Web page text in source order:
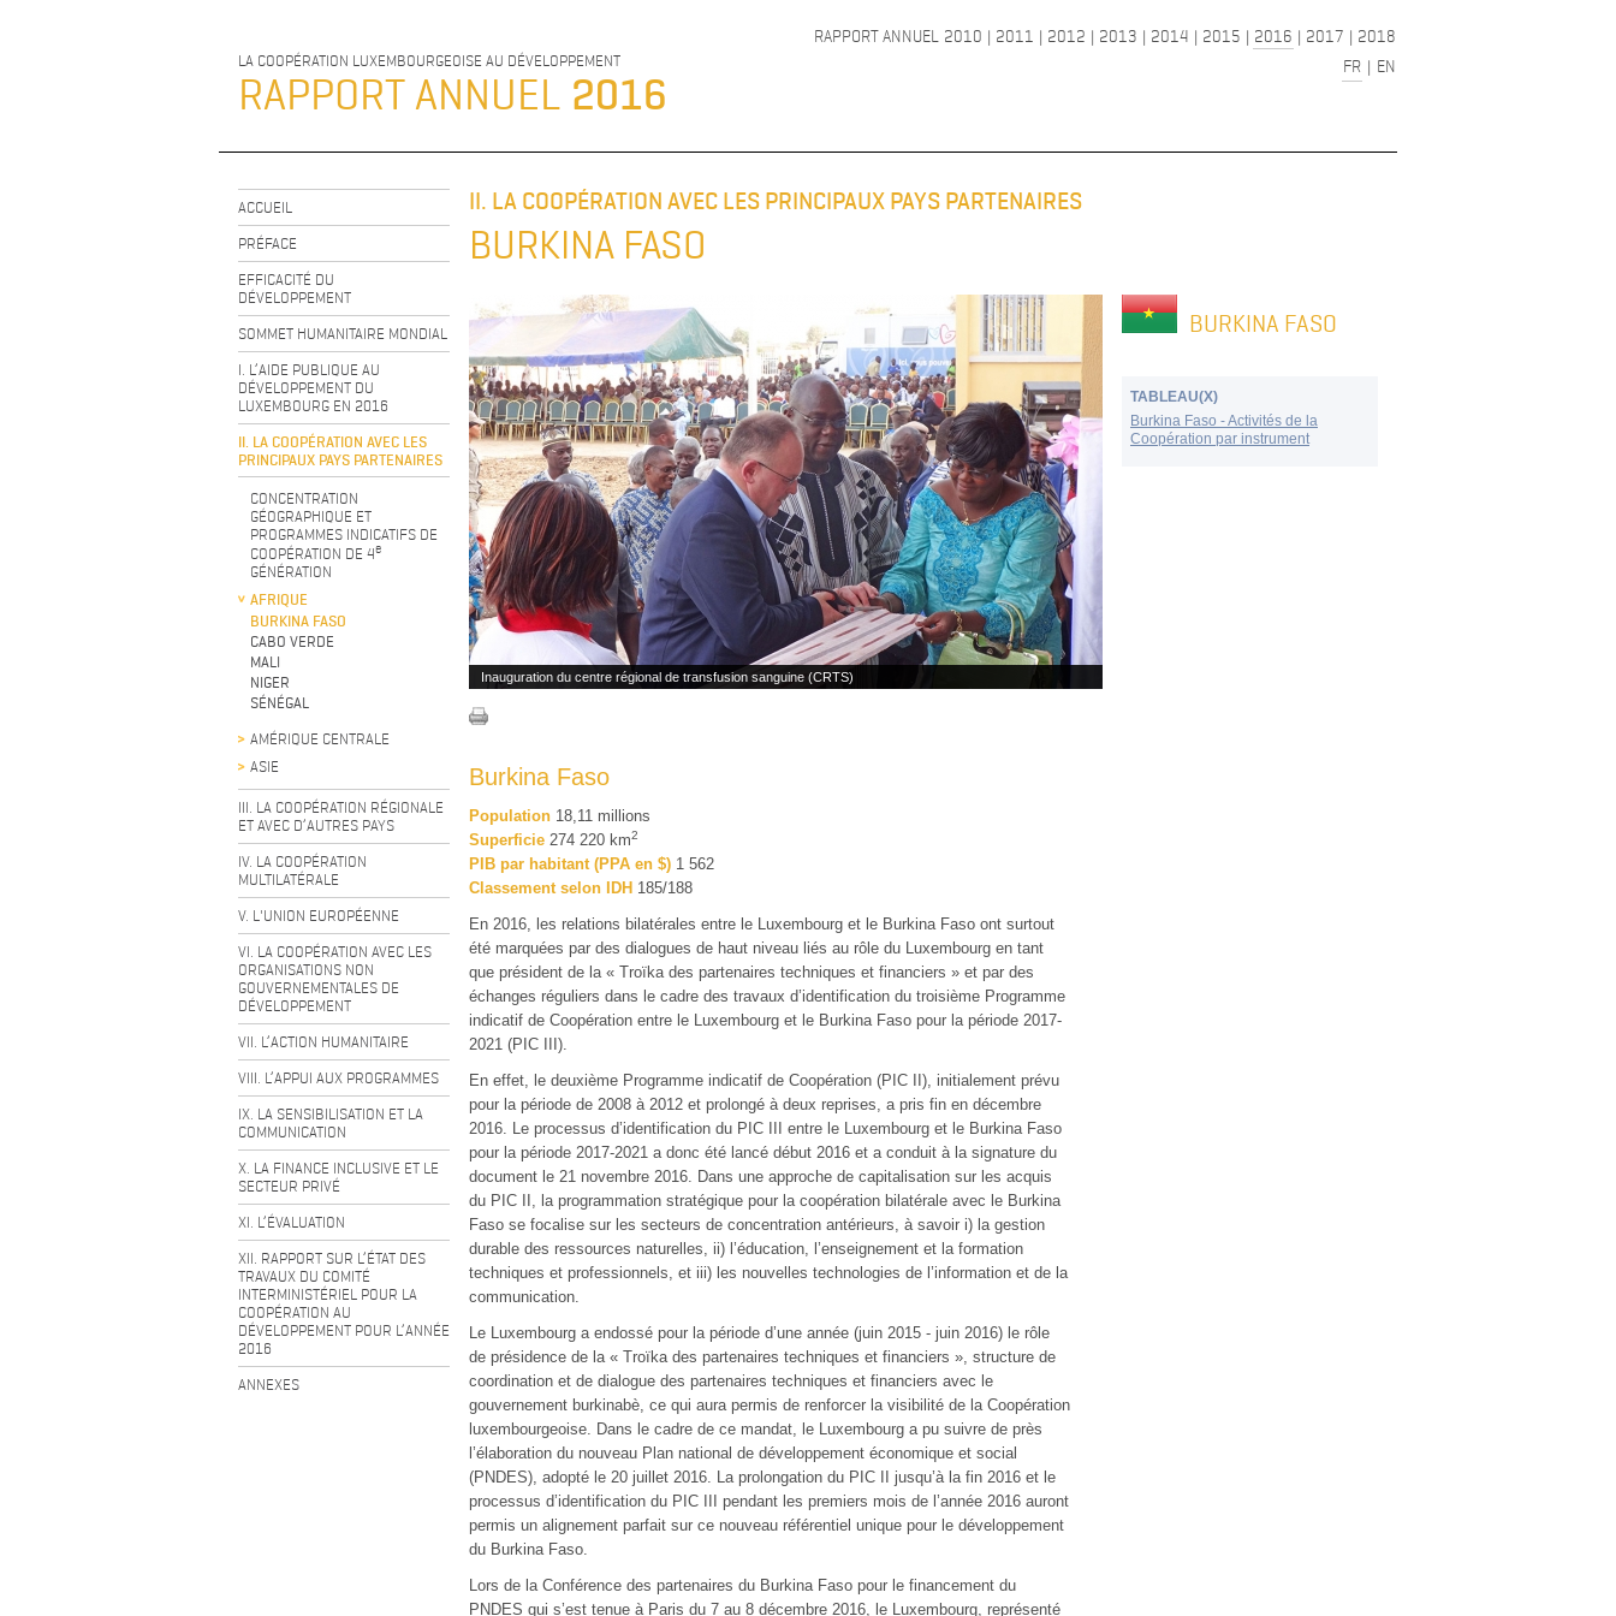
LA COOPÉRATION LUXEMBOURGEOISE AU DÉVELOPPEMENT
RAPPORT ANNUEL 2016
RAPPORT ANNUEL 2010 | 2011 | 2012 | 2013 | 2014 | 2015 | 2016 | 2017 | 2018
FR | EN
ACCUEIL
PRÉFACE
EFFICACITÉ DU
DÉVELOPPEMENT
SOMMET HUMANITAIRE MONDIAL
I. L’AIDE PUBLIQUE AU
DÉVELOPPEMENT DU
LUXEMBOURG EN 2016
II. LA COOPÉRATION AVEC LES
PRINCIPAUX PAYS PARTENAIRES
CONCENTRATION
GÉOGRAPHIQUE ET
PROGRAMMES INDICATIFS DE
COOPÉRATION DE 4e
GÉNÉRATION
AFRIQUE
BURKINA FASO
CABO VERDE
MALI
NIGER
SÉNÉGAL
AMÉRIQUE CENTRALE
ASIE
III. LA COOPÉRATION RÉGIONALE
ET AVEC D’AUTRES PAYS
IV. LA COOPÉRATION
MULTILATÉRALE
V. L'UNION EUROPÉENNE
VI. LA COOPÉRATION AVEC LES
ORGANISATIONS NON
GOUVERNEMENTALES DE
DÉVELOPPEMENT
VII. L’ACTION HUMANITAIRE
VIII. L’APPUI AUX PROGRAMMES
IX. LA SENSIBILISATION ET LA
COMMUNICATION
X. LA FINANCE INCLUSIVE ET LE
SECTEUR PRIVÉ
XI. L’ÉVALUATION
XII. RAPPORT SUR L’ÉTAT DES
TRAVAUX DU COMITÉ
INTERMINISTÉRIEL POUR LA
COOPÉRATION AU
DÉVELOPPEMENT POUR L’ANNÉE
2016
ANNEXES
II. LA COOPÉRATION AVEC LES PRINCIPAUX PAYS PARTENAIRES
BURKINA FASO
Inauguration du centre régional de transfusion sanguine (CRTS)
Burkina Faso
Population 18,11 millions
Superficie 274 220 km2
PIB par habitant (PPA en $) 1 562
Classement selon IDH 185/188
En 2016, les relations bilatérales entre le Luxembourg et le Burkina Faso ont surtout
été marquées par des dialogues de haut niveau liés au rôle du Luxembourg en tant
que président de la « Troïka des partenaires techniques et financiers » et par des
échanges réguliers dans le cadre des travaux d’identification du troisième Programme
indicatif de Coopération entre le Luxembourg et le Burkina Faso pour la période 2017-
2021 (PIC III).
En effet, le deuxième Programme indicatif de Coopération (PIC II), initialement prévu
pour la période de 2008 à 2012 et prolongé à deux reprises, a pris fin en décembre
2016. Le processus d’identification du PIC III entre le Luxembourg et le Burkina Faso
pour la période 2017-2021 a donc été lancé début 2016 et a conduit à la signature du
document le 21 novembre 2016. Dans une approche de capitalisation sur les acquis
du PIC II, la programmation stratégique pour la coopération bilatérale avec le Burkina
Faso se focalise sur les secteurs de concentration antérieurs, à savoir i) la gestion
durable des ressources naturelles, ii) l’éducation, l’enseignement et la formation
techniques et professionnels, et iii) les nouvelles technologies de l’information et de la
communication.
Le Luxembourg a endossé pour la période d’une année (juin 2015 - juin 2016) le rôle
de présidence de la « Troïka des partenaires techniques et financiers », structure de
coordination et de dialogue des partenaires techniques et financiers avec le
gouvernement burkinabè, ce qui aura permis de renforcer la visibilité de la Coopération
luxembourgeoise. Dans le cadre de ce mandat, le Luxembourg a pu suivre de près
l’élaboration du nouveau Plan national de développement économique et social
(PNDES), adopté le 20 juillet 2016. La prolongation du PIC II jusqu’à la fin 2016 et le
processus d’identification du PIC III pendant les premiers mois de l’année 2016 auront
permis un alignement parfait sur ce nouveau référentiel unique pour le développement
du Burkina Faso.
Lors de la Conférence des partenaires du Burkina Faso pour le financement du
PNDES qui s’est tenue à Paris du 7 au 8 décembre 2016, le Luxembourg, représenté
BURKINA FASO
TABLEAU(X)
Burkina Faso - Activités de la
Coopération par instrument